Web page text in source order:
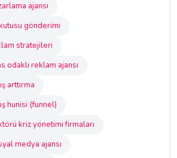
ajansı
gönderimi
stratejileri
odaklı reklam ajansı
arttırma
hunisi (funnel)
kriz yönetimi firmaları
medya ajansı